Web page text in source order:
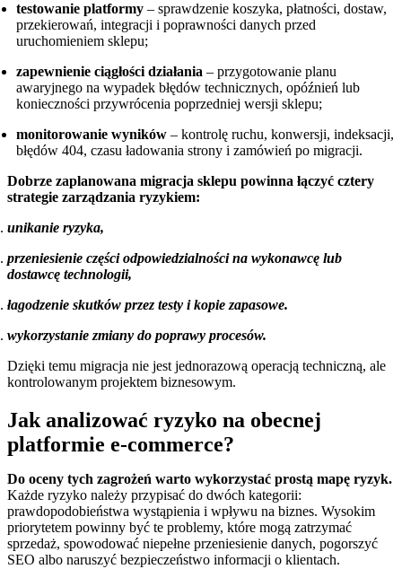
testowanie platformy – sprawdzenie koszyka, płatności, dostaw,
przekierowań, integracji i poprawności danych przed
uruchomieniem sklepu;
zapewnienie ciągłości działania – przygotowanie planu
awaryjnego na wypadek błędów technicznych, opóźnień lub
konieczności przywrócenia poprzedniej wersji sklepu;
monitorowanie wyników – kontrolę ruchu, konwersji, indeksacji,
błędów 404, czasu ładowania strony i zamówień po migracji.
Dobrze zaplanowana migracja sklepu powinna łączyć cztery
strategie zarządzania ryzykiem:
unikanie ryzyka,
przeniesienie części odpowiedzialności na wykonawcę lub
dostawcę technologii,
łagodzenie skutków przez testy i kopie zapasowe.
wykorzystanie zmiany do poprawy procesów.
Dzięki temu migracja nie jest jednorazową operacją techniczną, ale
kontrolowanym projektem biznesowym.
Jak analizować ryzyko na obecnej
platformie e-commerce?
Do oceny tych zagrożeń warto wykorzystać prostą mapę ryzyk.
Każde ryzyko należy przypisać do dwóch kategorii:
prawdopodobieństwa wystąpienia i wpływu na biznes. Wysokim
priorytetem powinny być te problemy, które mogą zatrzymać
sprzedaż, spowodować niepełne przeniesienie danych, pogorszyć
SEO albo naruszyć bezpieczeństwo informacji o klientach.